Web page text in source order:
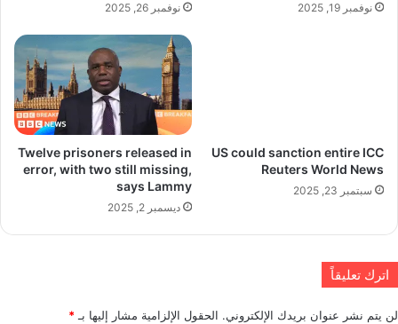
نوفمبر 19, 2025 نوفمبر 26, 2025
US could sanction entire ICC
Reuters World News
سبتمبر 23, 2025
Twelve prisoners released in
error, with two still missing,
says Lammy
ديسمبر 2, 2025
اترك تعليقاً
لن يتم نشر عنوان بريدك الإلكتروني. الحقول الإلزامية مشار إليها بـ *